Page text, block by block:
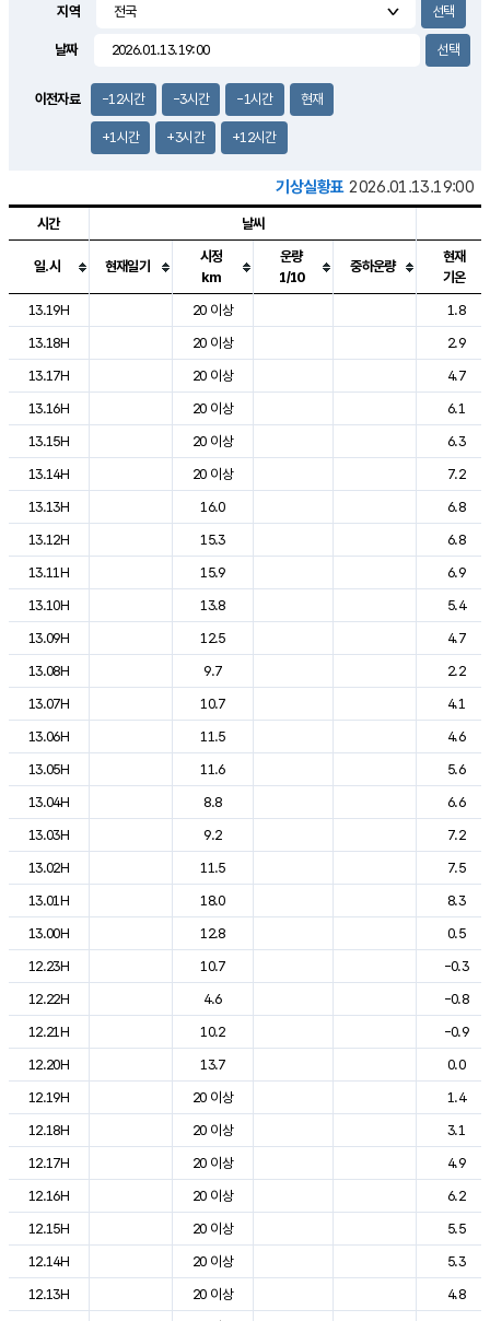
3.0m/s
지역
날짜
이전자료 -12시간 -3시간 -1시간 현재
+1시간 +3시간 +12시간
기상실황표 2026.01.13.19:00
도시별 기상실황표로 지점, 날씨, 기온, 강수, 바람, 기압등을 안내한 표입
시간 날씨
일.시 현재일기
시정
km
운량
1/10
중하운량
현재
기온
13.19H
20 이상
1.8
13.18H
20 이상
2.9
13.17H
20 이상
4.7
13.16H
20 이상
6.1
13.15H
20 이상
6.3
13.14H
20 이상
7.2
13.13H
16.0
6.8
13.12H
15.3
6.8
13.11H
15.9
6.9
13.10H
13.8
5.4
13.09H
12.5
4.7
13.08H
9.7
2.2
13.07H
10.7
4.1
13.06H
11.5
4.6
13.05H
11.6
5.6
13.04H
8.8
6.6
13.03H
9.2
7.2
13.02H
11.5
7.5
13.01H
18.0
8.3
13.00H
12.8
0.5
12.23H
10.7
-0.3
12.22H
4.6
-0.8
12.21H
10.2
-0.9
12.20H
13.7
0.0
12.19H
20 이상
1.4
12.18H
20 이상
3.1
12.17H
20 이상
4.9
12.16H
20 이상
6.2
12.15H
20 이상
5.5
12.14H
20 이상
5.3
12.13H
20 이상
4.8